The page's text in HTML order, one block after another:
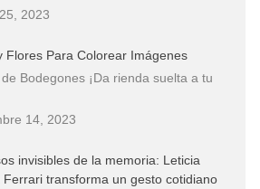
2023
Flores Para Colorear Imágenes
Bodegones ¡Da rienda suelta a tu
14, 2023
invisibles de la memoria: Leticia
Ferrari transforma un gesto cotidiano